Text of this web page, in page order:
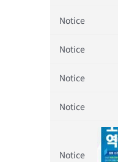
Notice
Notice
Notice
Notice
Notice